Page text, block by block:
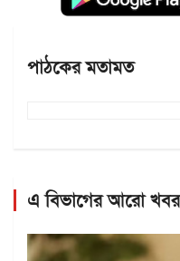
পাঠকের মতামত
এ বিভাগের আরো খবর